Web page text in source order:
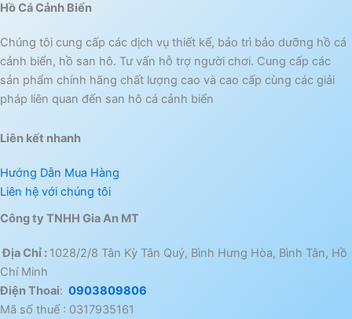
Hồ Cá Cảnh Biển
Chúng tôi cung cấp các dịch vụ thiết kế, bảo trì bảo dưỡng hồ cá
cảnh biển, hồ san hô. Tư vấn hỗ trợ người chơi. Cung cấp các
sản phẩm chính hãng chất lượng cao và cao cấp cùng các giải
pháp liên quan đến san hô cá cảnh biển
Liên kết nhanh
Hướng Dẫn Mua Hàng
Liên hệ với chúng tôi
Công ty TNHH Gia An MT
Địa Chỉ : 1028/2/8 Tân Kỳ Tân Quý, Bình Hưng Hòa, Bình Tân, Hồ
Chí Minh
Điện Thoai: 0903809806
Mã số thuế : 0317935161